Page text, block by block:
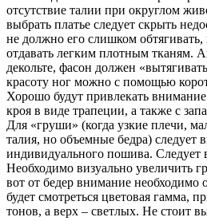
отсутствие талии при округлом
выбрать платье следует скрыть
не должно его слишком обтягивать,
отдавать легким плотным тканям.
декольте, фасон должен
красоту ног можно с помощью
Хорошо будут привлекать
кроя в виде трапеции, а также с
Для «груши» (когда узкие плечи,
талия, но объемные бедра) следует
индивидуального пошива. Следует
Необходимо визуально увеличить
вот от бедер внимание необходимо
будет смотреться цветовая гамма,
тонов, а верх – светлых. Не стоит